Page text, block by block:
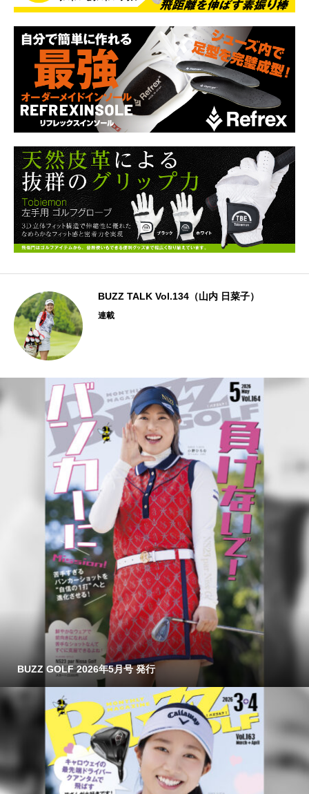
BUZZ TALK Vol.134（山内 日菜子）
連載
BUZZ GOLF 2026年5月号 発行